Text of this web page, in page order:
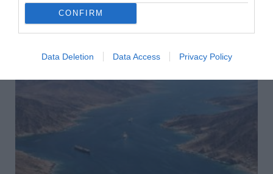
CONFIRM
Data Deletion Data Access Privacy Policy
άτομα έχασαν τη ζωή τους και ένα ακόμη τραυματίστηκε
μετά από πυροβολισμούς....
05 Αυγούστου 2026